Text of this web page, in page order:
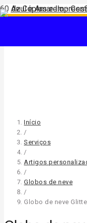
Início
/
Serviços
/
Artigos
/
Globos de neve
/
Globo de neve